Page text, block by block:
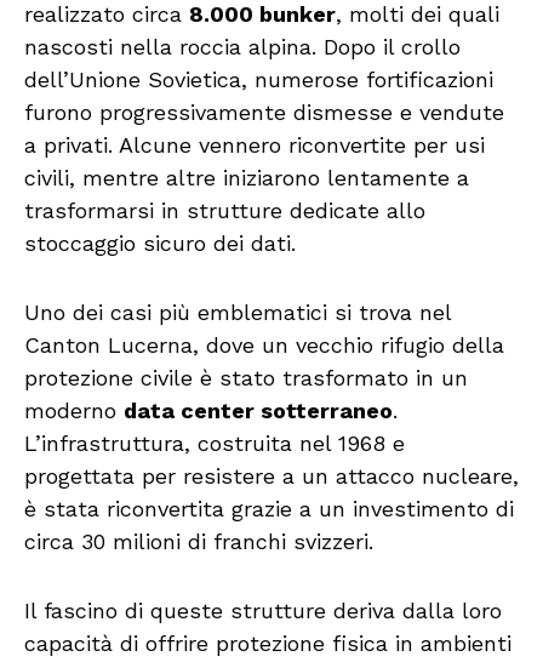
realizzato circa 8.000 bunker, molti dei quali
nascosti nella roccia alpina. Dopo il crollo
dell’Unione Sovietica, numerose fortificazioni
furono progressivamente dismesse e vendute
a privati. Alcune vennero riconvertite per usi
civili, mentre altre iniziarono lentamente a
trasformarsi in strutture dedicate allo
stoccaggio sicuro dei dati.
Uno dei casi più emblematici si trova nel
Canton Lucerna, dove un vecchio rifugio della
protezione civile è stato trasformato in un
moderno data center sotterraneo.
L’infrastruttura, costruita nel 1968 e
progettata per resistere a un attacco nucleare,
è stata riconvertita grazie a un investimento di
circa 30 milioni di franchi svizzeri.
Il fascino di queste strutture deriva dalla loro
capacità di offrire protezione fisica in ambienti